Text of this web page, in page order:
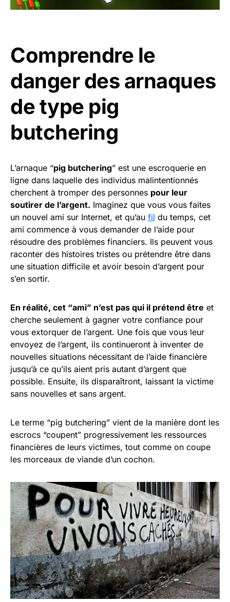
Comprendre le
danger des arnaques
de type pig
butchering
L’arnaque “pig butchering” est une escroquerie en
ligne dans laquelle des individus malintentionnés
cherchent à tromper des personnes pour leur
soutirer de l’argent. Imaginez que vous vous faites
un nouvel ami sur Internet, et qu’au fil du temps, cet
ami commence à vous demander de l’aide pour
résoudre des problèmes financiers. Ils peuvent vous
raconter des histoires tristes ou prétendre être dans
une situation difficile et avoir besoin d’argent pour
s’en sortir.
En réalité, cet “ami” n’est pas qui il prétend être et
cherche seulement à gagner votre confiance pour
vous extorquer de l’argent. Une fois que vous leur
envoyez de l’argent, ils continueront à inventer de
nouvelles situations nécessitant de l’aide financière
jusqu’à ce qu’ils aient pris autant d’argent que
possible. Ensuite, ils disparaîtront, laissant la victime
sans nouvelles et sans argent.
Le terme “pig butchering” vient de la manière dont les
escrocs “coupent” progressivement les ressources
financières de leurs victimes, tout comme on coupe
les morceaux de viande d’un cochon.